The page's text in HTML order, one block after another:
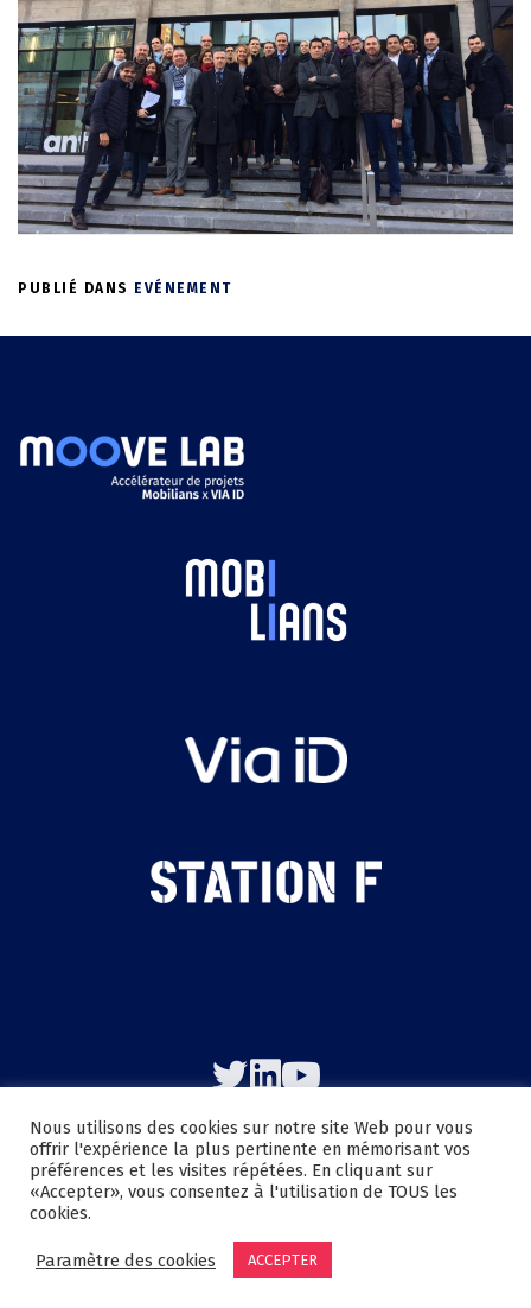
PUBLIÉ DANS EVÉNEMENT
mobilité & de l'automobile de Station F -
Nous utilisons des cookies sur notre site Web pour vous
offrir l'expérience la plus pertinente en mémorisant vos
préférences et les visites répétées. En cliquant sur
«Accepter», vous consentez à l'utilisation de TOUS les
cookies.
Paramètre des cookies ACCEPTER